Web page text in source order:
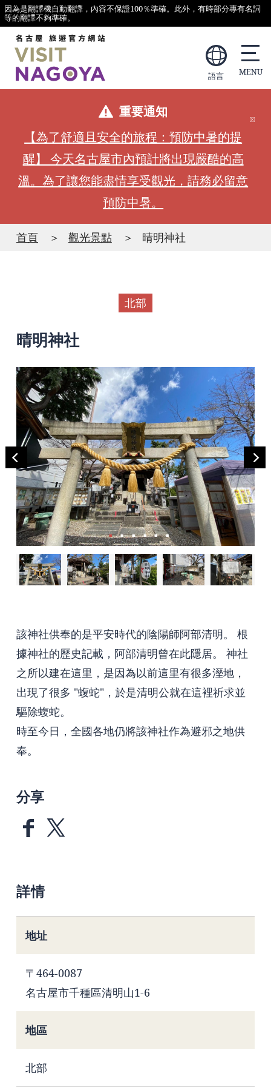
因為是翻譯機自動翻譯，內容不保證100％準確。此外，有時部分專有名詞
等的翻譯不夠準確。
語言
重要通知
【為了舒適且安全的旅程：預防中暑的提
醒】 今天名古屋市內預計將出現嚴酷的高
溫。為了讓您能盡情享受觀光，請務必留意
預防中暑。
首頁 觀光景點 晴明神社
北部
晴明神社
該神社供奉的是平安時代的陰陽師阿部清明。 根
據神社的歷史記載，阿部清明曾在此隱居。 神社
之所以建在這里，是因為以前這里有很多溼地，
出現了很多 "蝮蛇"，於是清明公就在這裡祈求並
驅除蝮蛇。
時至今日，全國各地仍將該神社作為避邪之地供
奉。
分享
詳情
地址
〒464-0087
名古屋市千種區清明山1-6
地區
北部